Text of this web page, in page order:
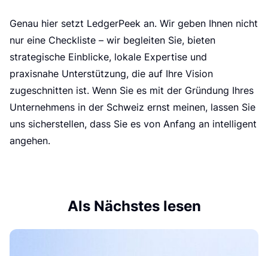
Genau hier setzt LedgerPeek an. Wir geben Ihnen nicht
nur eine Checkliste – wir begleiten Sie, bieten
strategische Einblicke, lokale Expertise und
praxisnahe Unterstützung, die auf Ihre Vision
zugeschnitten ist. Wenn Sie es mit der Gründung Ihres
Unternehmens in der Schweiz ernst meinen, lassen Sie
uns sicherstellen, dass Sie es von Anfang an intelligent
angehen.
Als Nächstes lesen